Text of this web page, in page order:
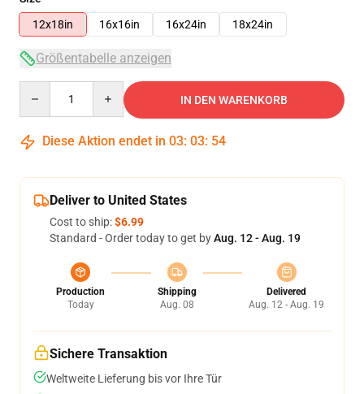
12x18in
16x16in 16x24in 18x24in
Größentabelle anzeigen
IN DEN WARENKORB
Diese Aktion endet in 03: 03: 54
Deliver to United States
Cost to ship:$6.99
Standard - Order today to get byAug. 12 - Aug. 19
Production
Today
Shipping
Aug. 08
Delivered
Aug. 12 - Aug. 19
Sichere Transaktion
Weltweite Lieferung bis vor Ihre Tür